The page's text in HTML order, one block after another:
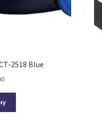
2518 Blue